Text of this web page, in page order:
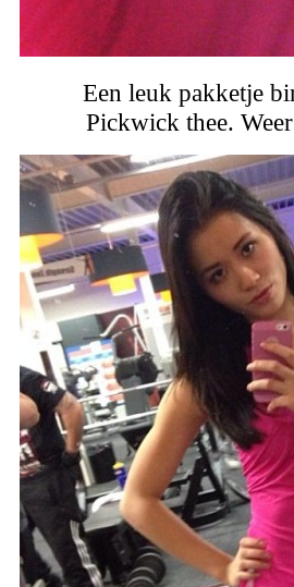
Een leuk pakketje
Pickwick thee.